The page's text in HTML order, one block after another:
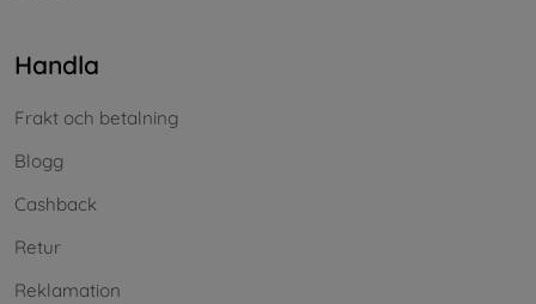
Handla
Frakt och betalning
Blogg
Cashback
Retur
Reklamation